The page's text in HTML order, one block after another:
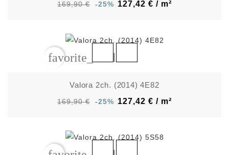
169,90 € -25% 127,42 € / m²
favorite_border
Valora 2ch. (2014) 4E82
169,90 € -25% 127,42 € / m²